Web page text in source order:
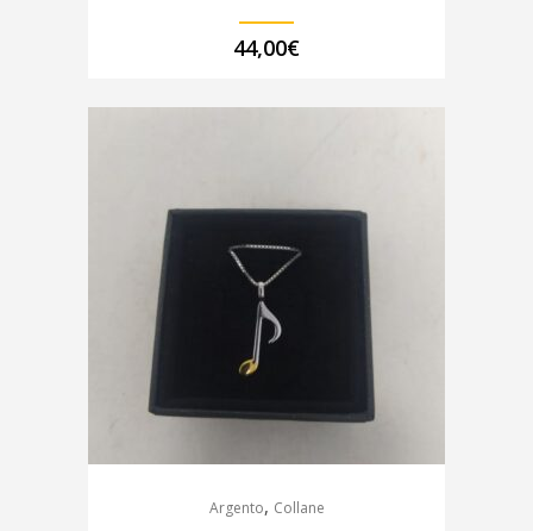
44,00€
Argento, Collane